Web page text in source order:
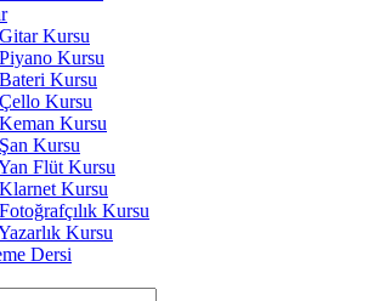
Kursu
Kursu
Kursu
Kursu
Kursu
Kursu
Flüt Kursu
Kursu
Kursu
Kursu
Dersi